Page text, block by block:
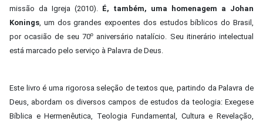
missão da Igreja (2010). É, também, uma homenagem a Johan
Konings, um dos grandes expoentes dos estudos bíblicos do Brasil,
por ocasião de seu 70º aniversário natalício. Seu itinerário intelectual
está marcado pelo serviço à Palavra de Deus.
Este livro é uma rigorosa seleção de textos que, partindo da Palavra de
Deus, abordam os diversos campos de estudos da teologia: Exegese
Bíblica e Hermenêutica, Teologia Fundamental, Cultura e Revelação,